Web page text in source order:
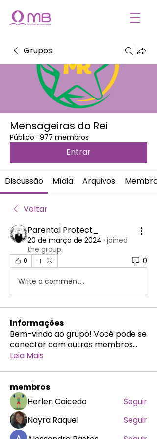
Grupos
Mensageiras do Rei
Público · 977 membros
Entrar
Discussão Mídia Arquivos Membros
Voltar
Parental Protect_
20 de março de 2024 · joined
the group.
0 0
Write a comment...
Informações
Bem-vindo ao grupo! Você pode se
conectar com outros membros...
Leia Mais
membros
Herlen Caicedo
Seguir
Nayra Raquel
Seguir